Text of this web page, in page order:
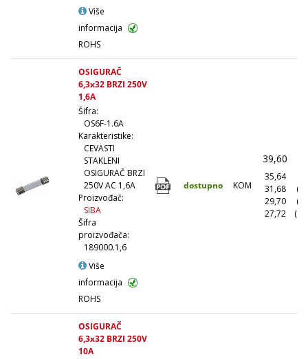
Više
informacija
ROHS
OSIGURAČ
6,3x32 BRZI 250V
1,6A
Šifra:
OS6F-1.6A
Karakteristike:
CEVASTI
STAKLENI
OSIGURAČ BRZI
250V AC 1,6A
Proizvođač:
SIBA
Šifra
proizvođača:
189000.1,6
Više
informacija
ROHS
dostupno KOM
39,60
35,64
31,68
29,70
27,72
OSIGURAČ
6,3x32 BRZI 250V
10A